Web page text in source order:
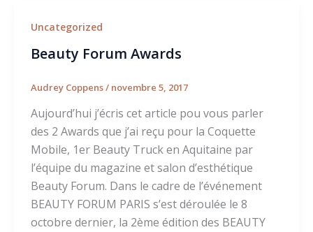
Uncategorized
Beauty Forum Awards
Audrey Coppens/ novembre 5, 2017
Aujourd’hui j’écris cet article pou vous parler
des 2 Awards que j’ai reçu pour la Coquette
Mobile, 1er Beauty Truck en Aquitaine par
l’équipe du magazine et salon d’esthétique
Beauty Forum. Dans le cadre de l’événement
BEAUTY FORUM PARIS s’est déroulée le 8
octobre dernier, la 2ème édition des BEAUTY